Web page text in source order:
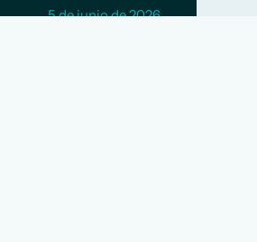
5 de junio de 2026